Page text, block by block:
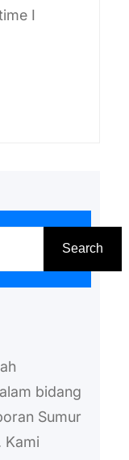
I
Search
bidang
Sumur
Kami